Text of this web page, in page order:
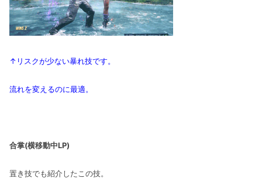
↑リスクが少ない暴れ技です。
流れを変えるのに最適。
合掌(横移動中LP)
置き技でも紹介したこの技。